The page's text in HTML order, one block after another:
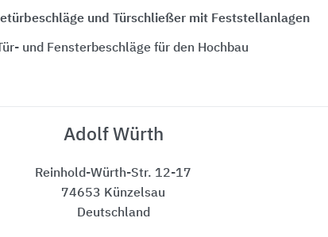
und Türschließer mit Feststellanlagen
und Fensterbeschläge für den Hochbau
Adolf Würth
Reinhold-Würth-Str. 12-17
74653 Künzelsau
Deutschland